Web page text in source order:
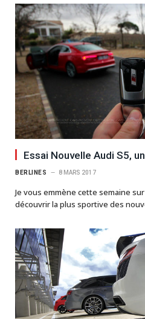
Essai Nouvelle Audi S5,
BERLINES 8 MARS 2017
Je vous emmène cette semaine
découvrir la plus sportive des